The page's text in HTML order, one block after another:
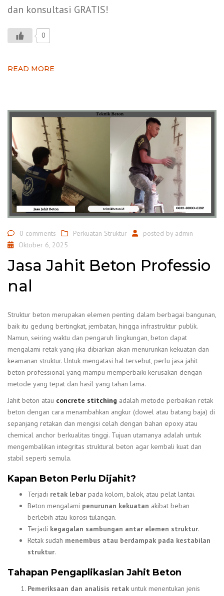
dan konsultasi GRATIS!
0
READ MORE
0 comments Perkuatan Struktur posted by admin
Oktober 6, 2025
Jasa Jahit Beton Professio
nal
Struktur beton merupakan elemen penting dalam berbagai bangunan,
baik itu gedung bertingkat, jembatan, hingga infrastruktur publik.
Namun, seiring waktu dan pengaruh lingkungan, beton dapat
mengalami retak yang jika dibiarkan akan menurunkan kekuatan dan
keamanan struktur. Untuk mengatasi hal tersebut, perlu jasa jahit
beton professional yang mampu memperbaiki kerusakan dengan
metode yang tepat dan hasil yang tahan lama.
Jahit beton atau concrete stitching adalah metode perbaikan retak
beton dengan cara menambahkan angkur (dowel atau batang baja) di
sepanjang retakan dan mengisi celah dengan bahan epoxy atau
chemical anchor berkualitas tinggi. Tujuan utamanya adalah untuk
mengembalikan integritas struktural beton agar kembali kuat dan
stabil seperti semula.
Kapan Beton Perlu Dijahit?
Terjadi retak lebar pada kolom, balok, atau pelat lantai.
Beton mengalami penurunan kekuatan akibat beban
berlebih atau korosi tulangan.
Terjadi kegagalan sambungan antar elemen struktur.
Retak sudah menembus atau berdampak pada kestabilan
struktur.
Tahapan Pengaplikasian Jahit Beton
Pemeriksaan dan analisis retak untuk menentukan jenis